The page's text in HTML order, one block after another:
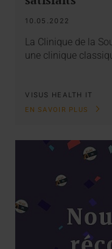
10.05.2022
La Clinique de la
une clinique
VISUS HEALTH IT
EN SAVOIR PLUS